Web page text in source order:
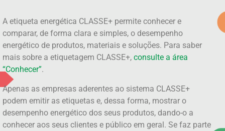
A etiqueta energética CLASSE+ permite conhecer e
comparar, de forma clara e simples, o desempenho
energético de produtos, materiais e soluções. Para saber
mais sobre a etiquetagem CLASSE+, consulte a área
“Conhecer”.
Apenas as empresas aderentes ao sistema CLASSE+
podem emitir as etiquetas e, dessa forma, mostrar o
desempenho energético dos seus produtos, dando-o a
conhecer aos seus clientes e público em geral. Se faz parte